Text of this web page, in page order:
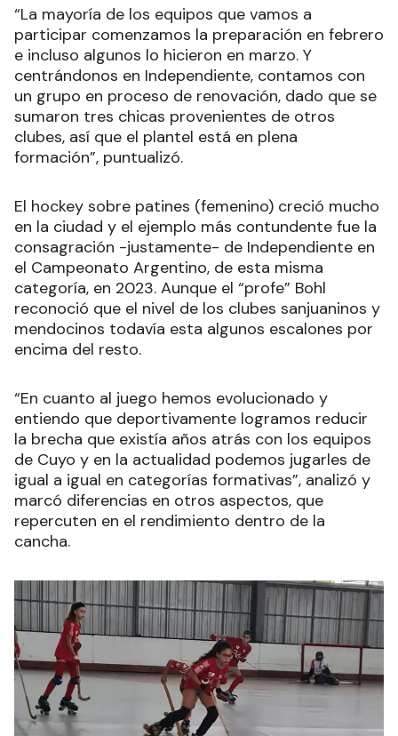
“La mayoría de los equipos que vamos a
participar comenzamos la preparación en febrero
e incluso algunos lo hicieron en marzo. Y
centrándonos en Independiente, contamos con
un grupo en proceso de renovación, dado que se
sumaron tres chicas provenientes de otros
clubes, así que el plantel está en plena
formación”, puntualizó.
El hockey sobre patines (femenino) creció mucho
en la ciudad y el ejemplo más contundente fue la
consagración -justamente- de Independiente en
el Campeonato Argentino, de esta misma
categoría, en 2023. Aunque el “profe” Bohl
reconoció que el nivel de los clubes sanjuaninos y
mendocinos todavía esta algunos escalones por
encima del resto.
“En cuanto al juego hemos evolucionado y
entiendo que deportivamente logramos reducir
la brecha que existía años atrás con los equipos
de Cuyo y en la actualidad podemos jugarles de
igual a igual en categorías formativas”, analizó y
marcó diferencias en otros aspectos, que
repercuten en el rendimiento dentro de la
cancha.